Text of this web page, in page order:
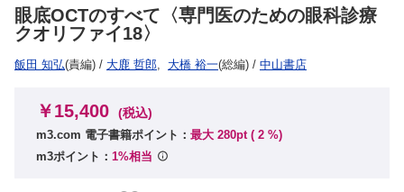
眼底OCTのすべて〈専門医のための眼科診療
クオリファイ18〉
飯田 知弘(責編) / 大鹿 哲郎, 大橋 裕一(総編) / 中山書店
￥15,400 (税込)
m3.com 電子書籍ポイント： 最大 280pt ( 2 %)
m3ポイント： 1%相当